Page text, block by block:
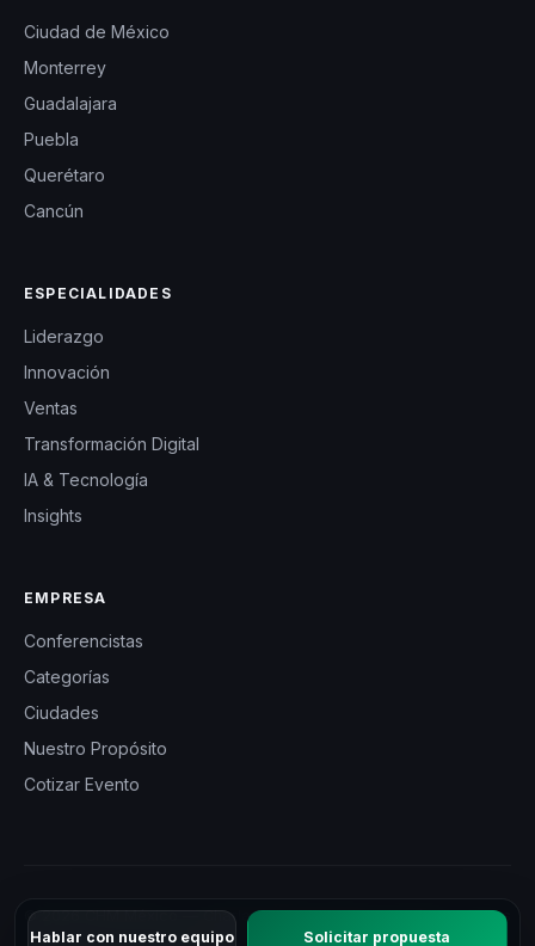
Hablar con nuestro equipo Solicitar propuesta
Ciudad de México
Monterrey
Guadalajara
Puebla
Querétaro
Cancún
ESPECIALIDADES
Liderazgo
Innovación
Ventas
Transformación Digital
IA & Tecnología
Insights
EMPRESA
Conferencistas
Categorías
Ciudades
Nuestro Propósito
Cotizar Evento
© 2026 CHM México — Charlas Motivacionales en México. Todos
los derechos reservados.